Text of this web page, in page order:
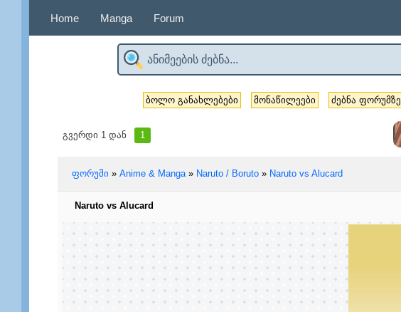
Home Manga Forum
ბოლო განახლებები მონაწილეები ძებნა ფორუმზე
გვერდი 1დან 1
ფორუმი » Anime & Manga » Naruto / Boruto » Naruto vs Alucard
Naruto vs Alucard